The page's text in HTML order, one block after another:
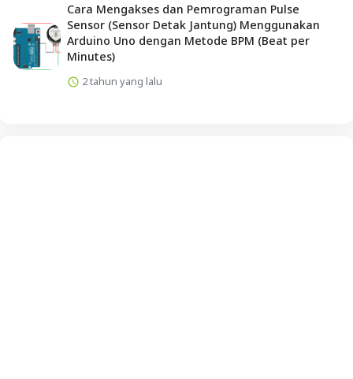
Cara Mengakses dan Pemrograman Pulse
Sensor (Sensor Detak Jantung) Menggunakan
Arduino Uno dengan Metode BPM (Beat per
Minutes)
2 tahun yang lalu